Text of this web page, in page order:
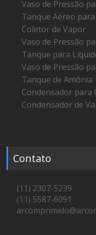
Vaso de Pressão
Tanque Aéreo
Coletor de Vapor
Vaso de Pressão
Tanque para
Vaso de Pressão
Tanque de Amônia
Condensador para
Condensador de
Contato
(11) 2307-5239
(11) 5587-6091